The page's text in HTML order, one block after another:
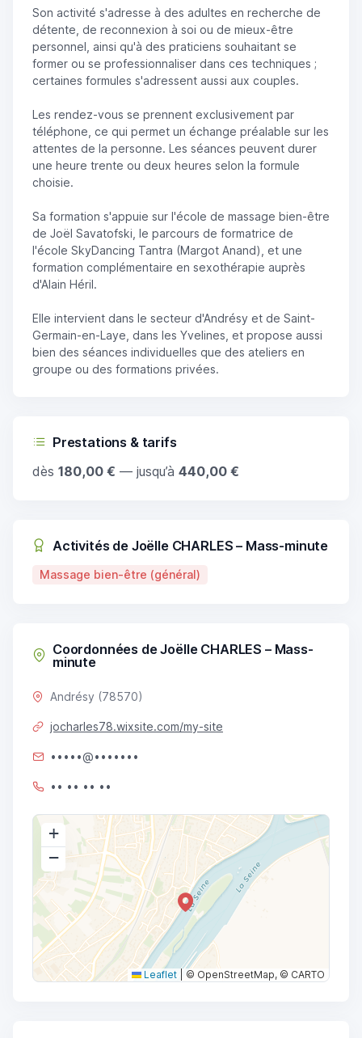
Son activité s'adresse à des adultes en recherche de
détente, de reconnexion à soi ou de mieux-être
personnel, ainsi qu'à des praticiens souhaitant se
former ou se professionnaliser dans ces techniques ;
certaines formules s'adressent aussi aux couples.
Les rendez-vous se prennent exclusivement par
téléphone, ce qui permet un échange préalable sur les
attentes de la personne. Les séances peuvent durer
une heure trente ou deux heures selon la formule
choisie.
Sa formation s'appuie sur l'école de massage bien-être
de Joël Savatofski, le parcours de formatrice de
l'école SkyDancing Tantra (Margot Anand), et une
formation complémentaire en sexothérapie auprès
d'Alain Héril.
Elle intervient dans le secteur d'Andrésy et de Saint-
Germain-en-Laye, dans les Yvelines, et propose aussi
bien des séances individuelles que des ateliers en
groupe ou des formations privées.
Prestations & tarifs
dès 180,00 € — jusqu’à 440,00 €
Activités de Joëlle CHARLES – Mass-minute
Massage bien-être (général)
Coordonnées de Joëlle CHARLES – Mass-
minute
Andrésy (78570)
jocharles78.wixsite.com/my-site
•••••@•••••••
•• •• •• ••
+
−
Leaflet © OpenStreetMap, © CARTO